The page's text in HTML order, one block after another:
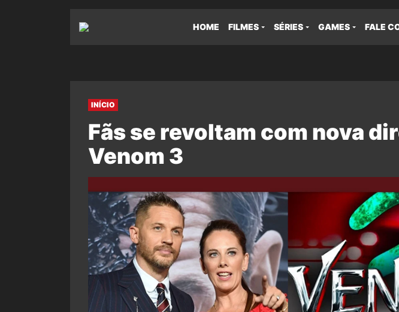
HOME FILMES SÉRIES GAMES FALE
INÍCIO
Fãs se revoltam com nova
Venom 3